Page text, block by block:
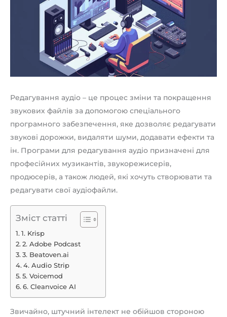
Редагування аудіо – це процес зміни та покращення
звукових файлів за допомогою спеціального
програмного забезпечення, яке дозволяє редагувати
звукові дорожки, видаляти шуми, додавати ефекти та
ін. Програми для редагування аудіо призначені для
професійних музикантів, звукорежисерів,
продюсерів, а також людей, які хочуть створювати та
редагувати свої аудіофайли.
Зміст статті
1. Krisp
2. Adobe Podcast
3. Beatoven.ai
4. Audio Strip
5. Voicemod
6. Cleanvoice AI
Звичайно, штучний інтелект не обійшов стороною